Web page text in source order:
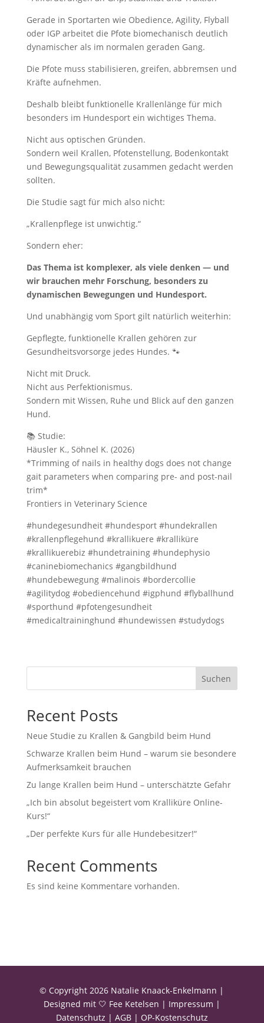
Gerade in Sportarten wie Obedience, Agility, Flyball
oder IGP arbeitet die Pfote biomechanisch deutlich
dynamischer als im normalen geraden Gang.
Die Pfote muss stabilisieren, greifen, abbremsen und
Kräfte aufnehmen.
Deshalb bleibt funktionelle Krallenlänge für mich
besonders im Hundesport ein wichtiges Thema.
Nicht aus optischen Gründen.
Sondern weil Krallen, Pfotenstellung, Bodenkontakt
und Bewegungsqualität zusammen gedacht werden
sollten.
Die Studie sagt für mich also nicht:
„Krallenpflege ist unwichtig.“
Sondern eher:
Das Thema ist komplexer, als viele denken — und
wir brauchen mehr Forschung, besonders zu
dynamischen Bewegungen und Hundesport.
Und unabhängig vom Sport gilt natürlich weiterhin:
Gepflegte, funktionelle Krallen gehören zur
Gesundheitsvorsorge jedes Hundes. 🐾
Nicht mit Druck.
Nicht aus Perfektionismus.
Sondern mit Wissen, Ruhe und Blick auf den ganzen
Hund.
📚 Studie:
Häusler K., Söhnel K. (2026)
*Trimming of nails in healthy dogs does not change
gait parameters when comparing pre- and post-nail
trim*
Frontiers in Veterinary Science
#hundegesundheit #hundesport #hundekrallen
#krallenpflegehund #krallikuere #kralliküre
#krallikuerebiz #hundetraining #hundephysio
#caninebiomechanics #gangbildhund
#hundebewegung #malinois #bordercollie
#agilitydog #obediencehund #igphund #flyballhund
#sporthund #pfotengesundheit
#medicaltraininghund #hundewissen #studydogs
Suchen
Recent Posts
Neue Studie zu Krallen & Gangbild beim Hund
Schwarze Krallen beim Hund – warum sie besondere
Aufmerksamkeit brauchen
Zu lange Krallen beim Hund – unterschätzte Gefahr
„Ich bin absolut begeistert vom Kralliküre Online-
Kurs!“
„Der perfekte Kurs für alle Hundebesitzer!“
Recent Comments
Es sind keine Kommentare vorhanden.
© Copyright 2026 Natalie Knaack-Enkelmann |
Designed mit 🤍 Fee Ketelsen | Impressum |
Datenschutz | AGB | OP-Kostenschutz